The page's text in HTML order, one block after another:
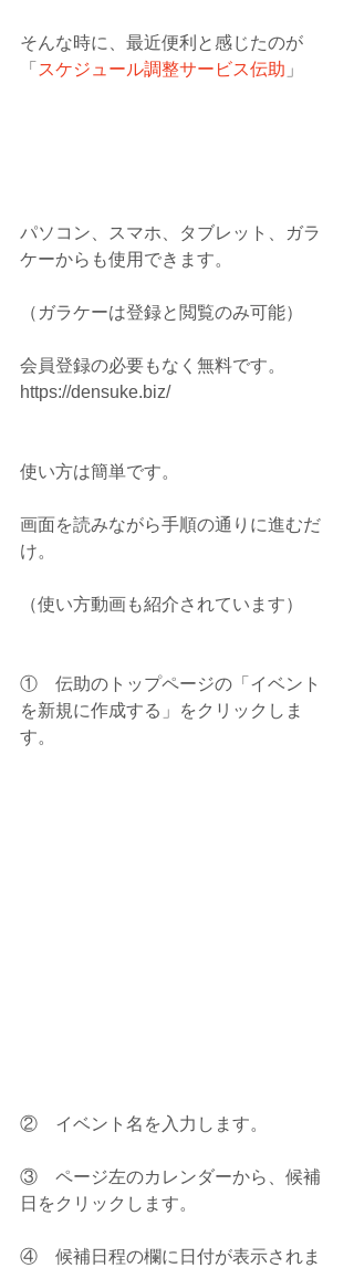
そんな時に、最近便利と感じたのが
「 スケジュール調整サービス伝助 」
パソコン、スマホ、タブレット、ガラ
ケーからも使用できます。
（ガラケーは登録と閲覧のみ可能）
会員登録の必要もなく無料です。
https://densuke.biz/
使い方は簡単です。
画面を読みながら手順の通りに進むだ
け。
（使い方動画も紹介されています）
①    伝助のトップページの「イベント
を新規に作成する」をクリックしま
す。
②    イベント名を入力します。
③    ページ左のカレンダーから、候補
日をクリックします。
④    候補日程の欄に日付が表示されま